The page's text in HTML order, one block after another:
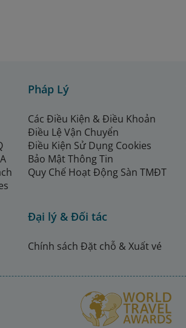
Pháp Lý
Các Điều Kiện & Điều Khoản
Điều Lệ Vận Chuyển
Điều Kiện Sử Dụng Cookies
Bảo Mật Thông Tin
Quy Chế Hoạt Động Sàn TMĐT
Đại lý & Đối tác
Chính sách Đặt chỗ & Xuất vé